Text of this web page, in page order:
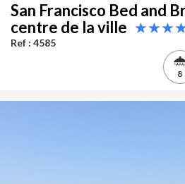
San Francisco Bed and
centre de la ville
Ref : 4585
8